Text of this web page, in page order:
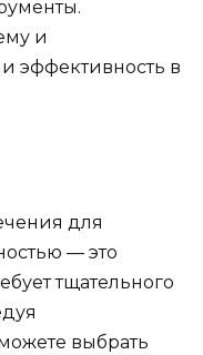
и
эффективность в
для
— это
тщательного
выбрать